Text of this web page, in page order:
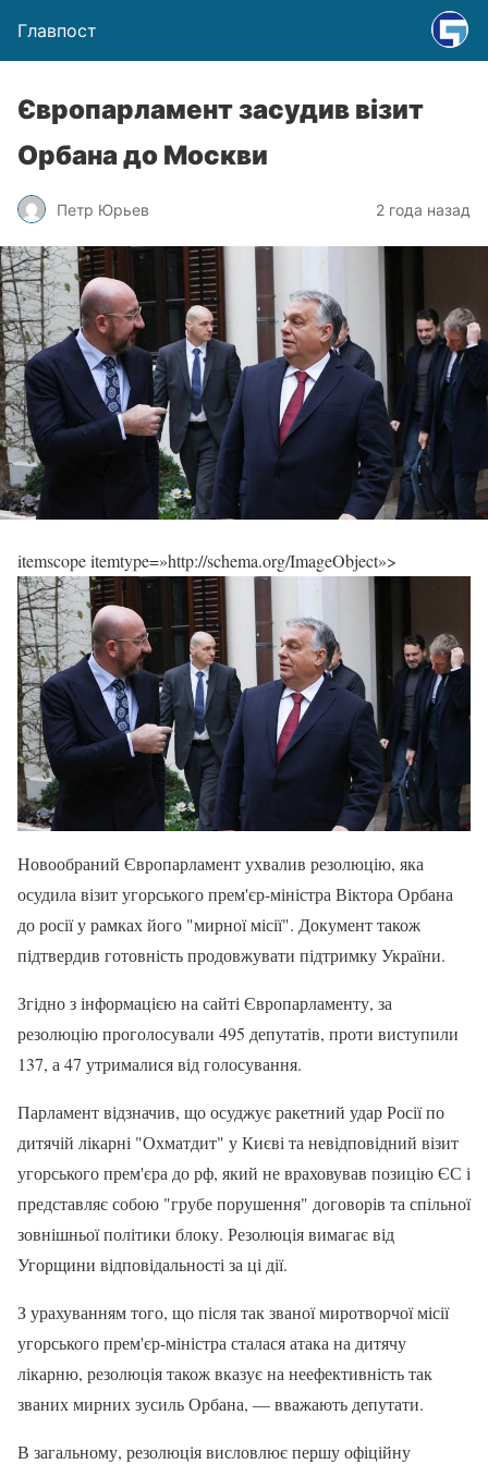
Главпост
Європарламент засудив візит
Орбана до Москви
Петр Юрьев 2 года назад
itemscope itemtype=»http://schema.org/ImageObject»>
Новообраний Європарламент ухвалив резолюцію, яка
осудила візит угорського прем'єр-міністра Віктора Орбана
до росії у рамках його "мирної місії". Документ також
підтвердив готовність продовжувати підтримку України.
Згідно з інформацією на сайті Європарламенту, за
резолюцію проголосували 495 депутатів, проти виступили
137, а 47 утрималися від голосування.
Парламент відзначив, що осуджує ракетний удар Росії по
дитячій лікарні "Охматдит" у Києві та невідповідний візит
угорського прем'єра до рф, який не враховував позицію ЄС і
представляє собою "грубе порушення" договорів та спільної
зовнішньої політики блоку. Резолюція вимагає від
Угорщини відповідальності за ці дії.
З урахуванням того, що після так званої миротворчої місії
угорського прем'єр-міністра сталася атака на дитячу
лікарню, резолюція також вказує на неефективність так
званих мирних зусиль Орбана, — вважають депутати.
В загальному, резолюція висловлює першу офіційну